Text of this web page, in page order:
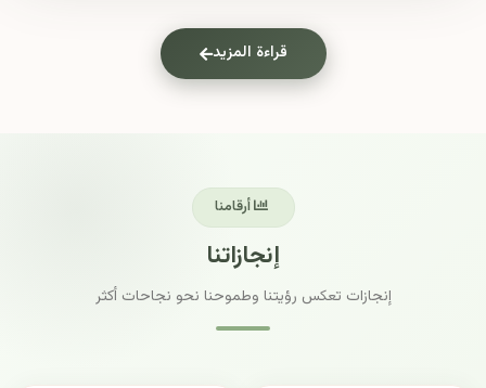
قراءة المزيد
أرقامنا
إنجازاتنا
إنجازات تعكس رؤيتنا وطموحنا نحو نجاحات أكثر